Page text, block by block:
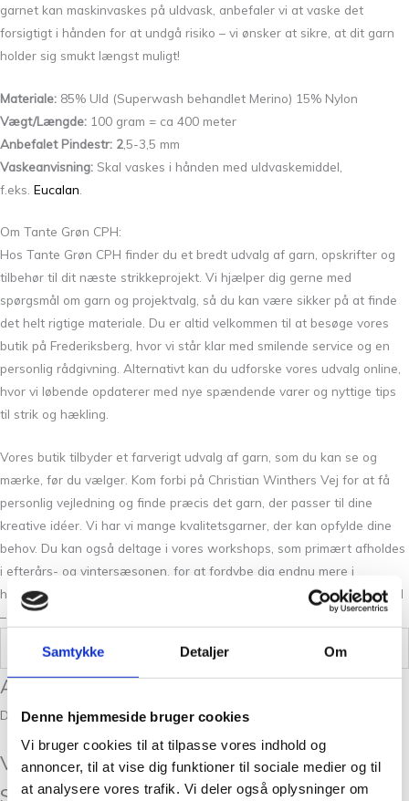
Samtykke Detaljer Om
Denne hjemmeside bruger cookies
Vi bruger cookies til at tilpasse vores indhold og
annoncer, til at vise dig funktioner til sociale medier og til
at analysere vores trafik. Vi deler også oplysninger om
garnet kan maskinvaskes på uldvask, anbefaler vi at vaske det
forsigtigt i hånden for at undgå risiko – vi ønsker at sikre, at dit garn
holder sig smukt længst muligt!
Materiale: 85% Uld (Superwash behandlet Merino) 15% Nylon
Vægt/Længde: 100 gram = ca 400 meter
Anbefalet Pindestr: 2,5-3,5 mm
Vaskeanvisning: Skal vaskes i hånden med uldvaskemiddel,
f.eks. Eucalan
Om Tante Grøn CPH:
Hos Tante Grøn CPH finder du et bredt udvalg af garn, opskrifter og
tilbehør til dit næste strikkeprojekt. Vi hjælper dig gerne med
spørgsmål om garn og projektvalg, så du kan være sikker på at finde
det helt rigtige materiale. Du er altid velkommen til at besøge vores
butik på Frederiksberg, hvor vi står klar med smilende service og en
personlig rådgivning. Alternativt kan du udforske vores udvalg online,
hvor vi løbende opdaterer med nye spændende varer og nyttige tips
til strik og hækling.
Vores butik tilbyder et farverigt udvalg af garn, som du kan se og
mærke, før du vælger. Kom forbi på Christian Winthers Vej for at få
personlig vejledning og finde præcis det garn, der passer til dine
kreative idéer. Vi har vi mange kvalitetsgarner, der kan opfylde dine
behov. Du kan også deltage i vores workshops, som primært afholdes
i efterårs- og vintersæsonen, for at fordybe dig endnu mere i
håndarbejdets verden. Kontakt os via hjemmeside, telefon eller e-mail
– vi er her for at hjælpe dig godt i gang med dit næste projekt.
Vægt ,100 kg
Anmeldelser
Der er endnu ikke nogle anmeldelser.
Vær den første til at anmelde “Soul Flieder
Spex”